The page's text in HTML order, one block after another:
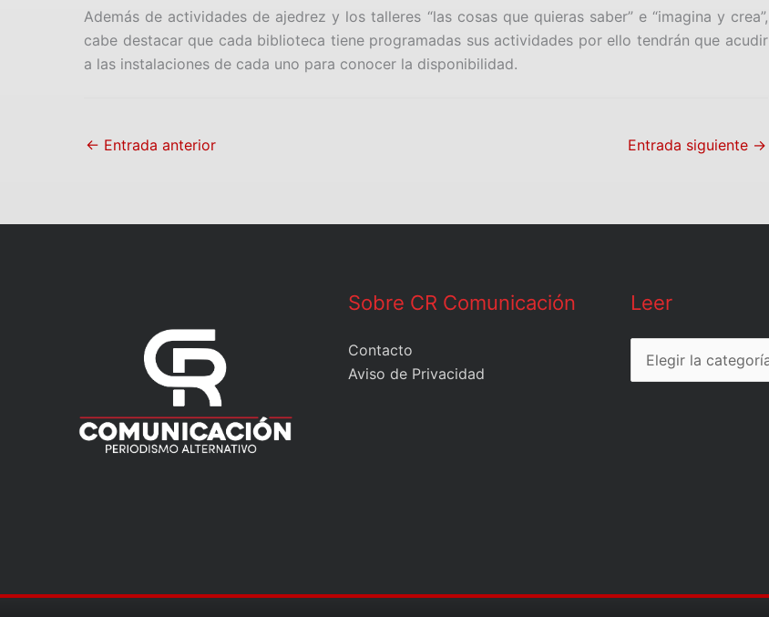
Además de actividades de ajedrez y los talleres “las cosas que quieras saber” e “imagina y crea”,
cabe destacar que cada biblioteca tiene programadas sus actividades por ello tendrán que acudir
a las instalaciones de cada uno para conocer la disponibilidad.
← Entrada anterior Entrada siguiente →
Sobre CR Comunicación
Contacto
Aviso de Privacidad
Leer
Leer